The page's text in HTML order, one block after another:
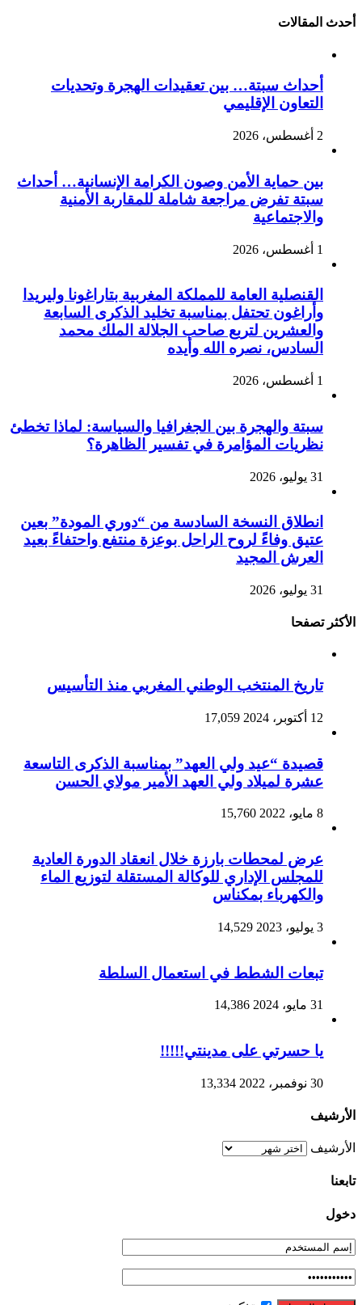
أحدث المقالات
أحداث سبتة… بين تعقيدات الهجرة وتحديات
التعاون الإقليمي
2 أغسطس، 2026
بين حماية الأمن وصون الكرامة الإنسانية… أحداث
سبتة تفرض مراجعة شاملة للمقاربة الأمنية
والاجتماعية
1 أغسطس، 2026
القنصلية العامة للمملكة المغربية بتاراغونا وليريدا
وأراغون تحتفل بمناسبة تخليد الذكرى السابعة
والعشرين لتربع صاحب الجلالة الملك محمد
السادس، نصره الله وأيده
1 أغسطس، 2026
سبتة والهجرة بين الجغرافيا والسياسة: لماذا تخطئ
نظريات المؤامرة في تفسير الظاهرة؟
31 يوليو، 2026
انطلاق النسخة السادسة من “دوري المودة” بعين
عتيق وفاءً لروح الراحل بوعزة منتفع واحتفاءً بعيد
العرش المجيد
31 يوليو، 2026
الأكثر تصفحا
تاريخ المنتخب الوطني المغربي منذ التأسيس
12 أكتوبر، 2024 17,059
قصيدة “عيد ولي العهد” بمناسبة الذكرى التاسعة
عشرة لميلاد ولي العهد الأمير مولاي الحسن
8 مايو، 2022 15,760
عرض لمحطات بارزة خلال انعقاد الدورة العادية
للمجلس الإداري للوكالة المستقلة لتوزيع الماء
والكهرباء بمكناس
3 يوليو، 2023 14,529
تبعات الشطط في استعمال السلطة
31 مايو، 2024 14,386
يا حسرتي على مدينتي!!!!!
30 نوفمبر، 2022 13,334
الأرشيف
الأرشيف
تابعنا
دخول